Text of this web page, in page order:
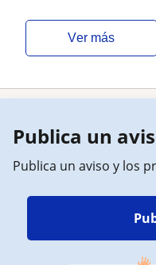
ver más
Publica un
Publica un aviso y los